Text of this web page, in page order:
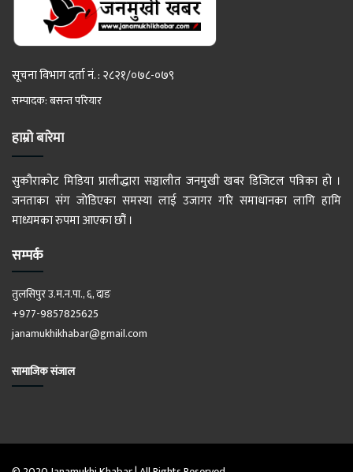
सूचना विभाग दर्ता नं. : २८२१/०७८-०७९
सम्पादक: बसन्त परियार
हाम्रो बारेमा
सुकौराकोट मिडिया प्रालीद्धारा सञ्चालीत जनमुखी खबर डिजिटल पत्रिका हो ।
जनताका संग जोडिएका समस्या लाई उजागर गरि समाधानका लागि हामि
माध्यमका रुपमा आएका छौं ।
सम्पर्क
तुलसिपुर उ.म.न.पा., ६, दाङ
+977-9857825625
janamukhikhabar@gmail.com
सामाजिक संजाल